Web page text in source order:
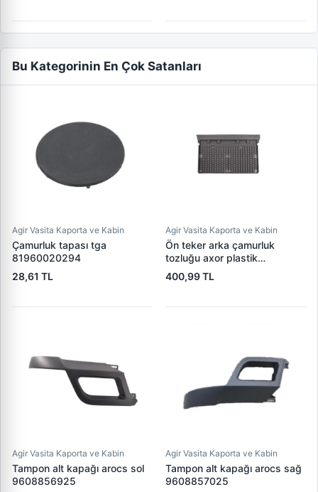
Bu Kategorinin En Çok Satanları
Agir Vasita Kaporta ve Kabin
Çamurluk tapası tga
81960020294
28,61 TL
Agir Vasita Kaporta ve Kabin
Ön teker arka çamurluk
tozluğu axor plastik
9438810305
400,99 TL
Agir Vasita Kaporta ve Kabin
Tampon alt kapağı arocs sol
9608856925
Agir Vasita Kaporta ve Kabin
Tampon alt kapağı arocs sağ
9608857025